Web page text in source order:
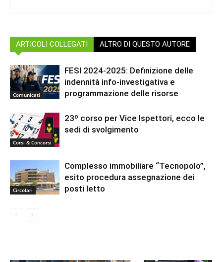
ARTICOLI COLLEGATI ALTRO DI QUESTO AUTORE
Comunicati
FESI 2024-2025: Definizione delle
indennità info-investigativa e
programmazione delle risorse
Corsi & Concorsi
23º corso per Vice Ispettori, ecco le
sedi di svolgimento
Circolari
Complesso immobiliare “Tecnopolo”,
esito procedura assegnazione dei
posti letto